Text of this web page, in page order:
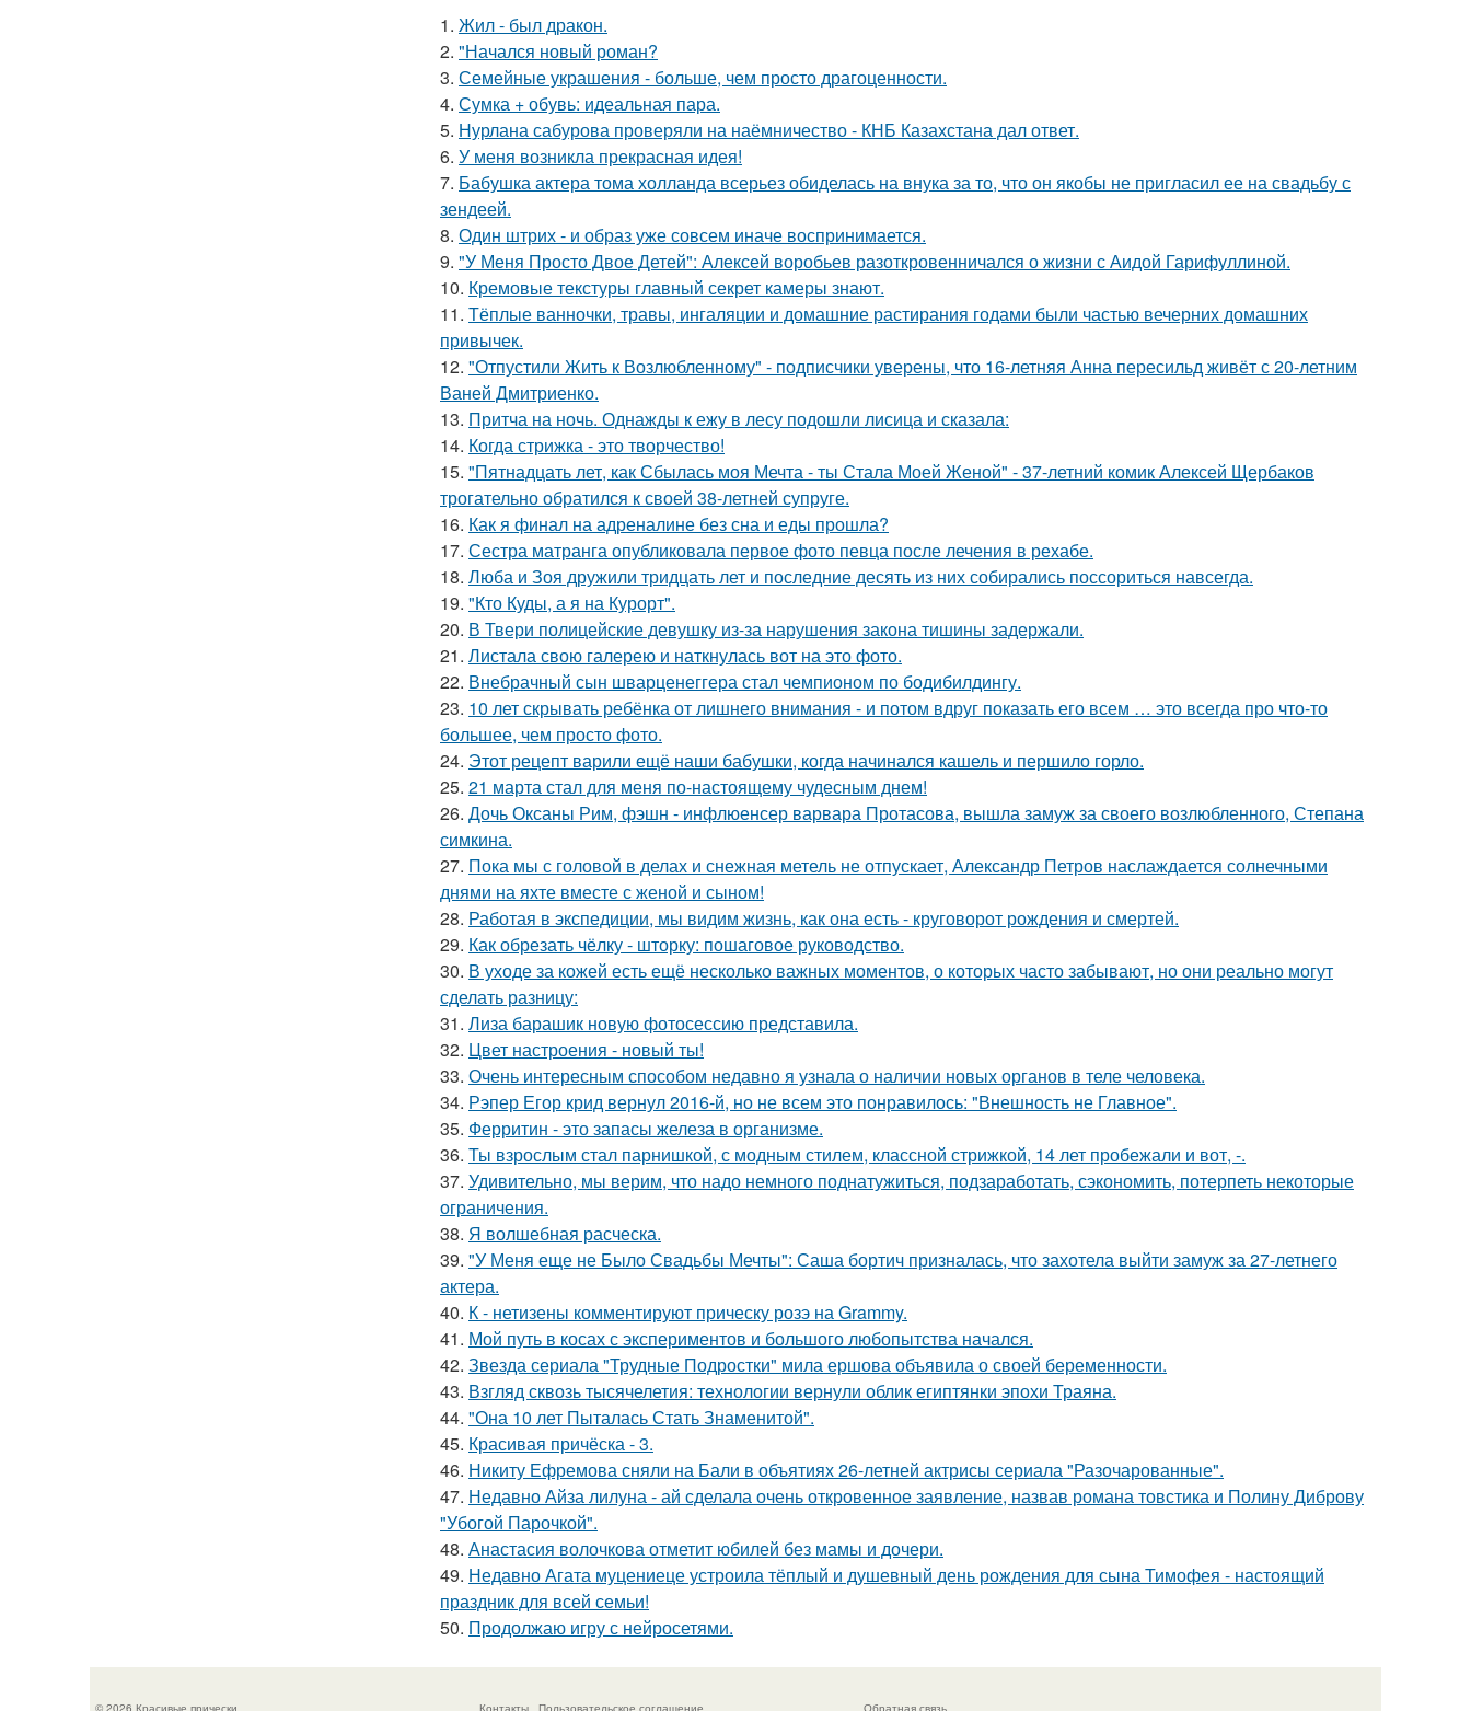
1. Жил - был дракон.
2. "Начался новый роман?
3. Семейные украшения - больше, чем просто драгоценности.
4. Сумка + обувь: идеальная пара.
5. Нурлана сабурова проверяли на наёмничество - КНБ Казахстана дал ответ.
6. У меня возникла прекрасная идея!
7. Бабушка актера тома холланда всерьез обиделась на внука за то, что он якобы не пригласил ее на свадьбу с
зендеей.
8. Один штрих - и образ уже совсем иначе воспринимается.
9. "У Меня Просто Двое Детей": Алексей воробьев разоткровенничался о жизни с Аидой Гарифуллиной.
10. Кремовые текстуры главный секрет камеры знают.
11. Тёплые ванночки, травы, ингаляции и домашние растирания годами были частью вечерних домашних
привычек.
12. "Отпустили Жить к Возлюбленному" - подписчики уверены, что 16-летняя Анна пересильд живёт с 20-летним
Ваней Дмитриенко.
13. Притча на ночь. Однажды к ежу в лесу подошли лисица и сказала:
14. Когда стрижка - это творчество!
15. "Пятнадцать лет, как Сбылась моя Мечта - ты Стала Моей Женой" - 37-летний комик Алексей Щербаков
трогательно обратился к своей 38-летней супруге.
16. Как я финал на адреналине без сна и еды прошла?
17. Сестра матранга опубликовала первое фото певца после лечения в рехабе.
18. Люба и Зоя дружили тридцать лет и последние десять из них собирались поссориться навсегда.
19. "Кто Куды, а я на Курорт".
20. В Твери полицейские девушку из-за нарушения закона тишины задержали.
21. Листала свою галерею и наткнулась вот на это фото.
22. Внебрачный сын шварценеггера стал чемпионом по бодибилдингу.
23. 10 лет скрывать ребёнка от лишнего внимания - и потом вдруг показать его всем … это всегда про что-то
большее, чем просто фото.
24. Этот рецепт варили ещё наши бабушки, когда начинался кашель и першило горло.
25. 21 марта стал для меня по-настоящему чудесным днем!
26. Дочь Оксаны Рим, фэшн - инфлюенсер варвара Протасова, вышла замуж за своего возлюбленного, Степана
симкина.
27. Пока мы с головой в делах и снежная метель не отпускает, Александр Петров наслаждается солнечными
днями на яхте вместе с женой и сыном!
28. Работая в экспедиции, мы видим жизнь, как она есть - круговорот рождения и смертей.
29. Как обрезать чёлку - шторку: пошаговое руководство.
30. В уходе за кожей есть ещё несколько важных моментов, о которых часто забывают, но они реально могут
сделать разницу:
31. Лиза барашик новую фотосессию представила.
32. Цвет настроения - новый ты!
33. Очень интересным способом недавно я узнала о наличии новых органов в теле человека.
34. Рэпер Егор крид вернул 2016-й, но не всем это понравилось: "Внешность не Главное".
35. Ферритин - это запасы железа в организме.
36. Ты взрослым стал парнишкой, с модным стилем, классной стрижкой, 14 лет пробежали и вот, -.
37. Удивительно, мы верим, что надо немного поднатужиться, подзаработать, сэкономить, потерпеть некоторые
ограничения.
38. Я волшебная расческа.
39. "У Меня еще не Было Свадьбы Мечты": Саша бортич призналась, что захотела выйти замуж за 27-летнего
актера.
40. К - нетизены комментируют прическу розэ на Grammy.
41. Мой путь в косах с экспериментов и большого любопытства начался.
42. Звезда сериала "Трудные Подростки" мила ершова объявила о своей беременности.
43. Взгляд сквозь тысячелетия: технологии вернули облик египтянки эпохи Траяна.
44. "Она 10 лет Пыталась Стать Знаменитой".
45. Красивая причёска - 3.
46. Никиту Ефремова сняли на Бали в объятиях 26-летней актрисы сериала "Разочарованные".
47. Недавно Айза лилуна - ай сделала очень откровенное заявление, назвав романа товстика и Полину Диброву
"Убогой Парочкой".
48. Анастасия волочкова отметит юбилей без мамы и дочери.
49. Недавно Агата муцениеце устроила тёплый и душевный день рождения для сына Тимофея - настоящий
праздник для всей семьи!
50. Продолжаю игру с нейросетями.
© 2026 Красивые прически Контакты Пользовательское соглашение Обратная связь